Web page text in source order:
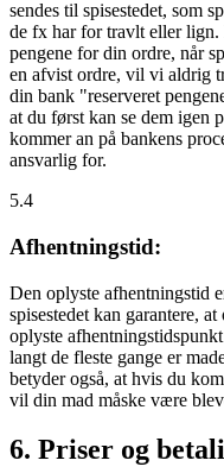
sendes til spisestedet, som
de fx har for travlt eller
pengene for din ordre, når
en afvist ordre, vil vi aldrig
din bank "reserveret
at du først kan se dem igen
kommer an på bankens
ansvarlig for.
5.4
Afhentningstid:
Den oplyste afhentningstid
spisestedet kan garantere,
oplyste
langt de fleste gange er
betyder også, at hvis du
vil din mad måske være
6. Priser og